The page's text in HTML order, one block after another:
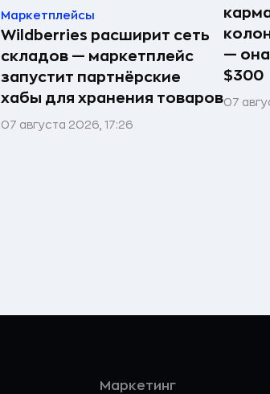
Маркетплейсы
Wildberries расширит сеть
складов — маркетплейс
запустит партнёрские
хабы для хранения товаров
07 августа 2026, 17:26
— она
$300
07
Маркетинг